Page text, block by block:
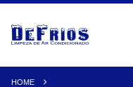
HOME